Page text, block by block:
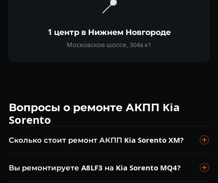
1 центр в Нижнем Новгороде
Московское шоссе, 304а к1
Вопросы о ремонте АКПП Kia
Sorento
Сколько стоит ремонт АКПП Kia Sorento XM?
ремонт гидроблока от 12 000 ₽, капитальный ремонт от 28
Вы ремонтируете A8LF3 на Kia Sorento MQ4?